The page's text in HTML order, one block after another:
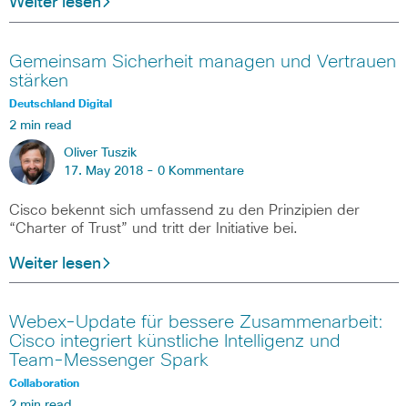
Gemeinsam Sicherheit managen und Vertrauen
stärken
Deutschland Digital
2 min read
Oliver Tuszik
17. May 2018 - 0 Kommentare
Cisco bekennt sich umfassend zu den Prinzipien der
“Charter of Trust” und tritt der Initiative bei.
Weiter lesen
Webex-Update für bessere Zusammenarbeit:
Cisco integriert künstliche Intelligenz und
Team-Messenger Spark
Collaboration